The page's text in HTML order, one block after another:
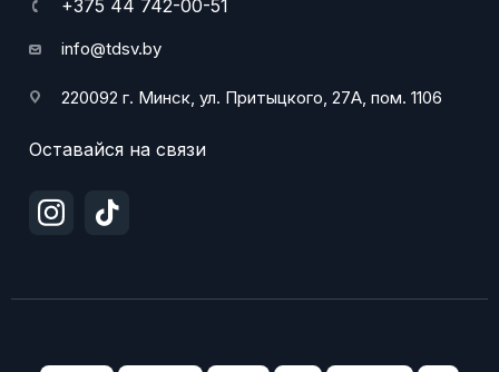
+375 44 742-00-51
info@tdsv.by
220092 г. Минск, ул. Притыцкого, 27А, пом. 1106
Оставайся на связи